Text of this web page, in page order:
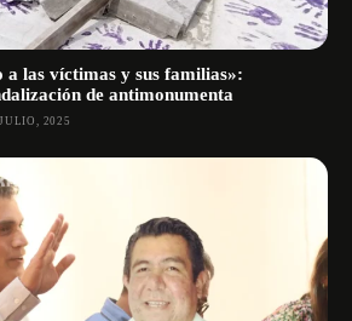
a las víctimas y sus familias»:
de antimonumenta
2025